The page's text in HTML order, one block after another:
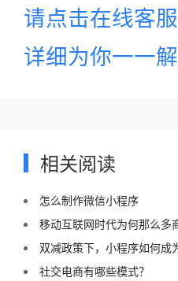
请点击在线客
详细为你一一
相关阅读
怎么制作微信小程序
移动互联网时代为何那么多
双减政策下，小程序如何成
社交电商有哪些模式？